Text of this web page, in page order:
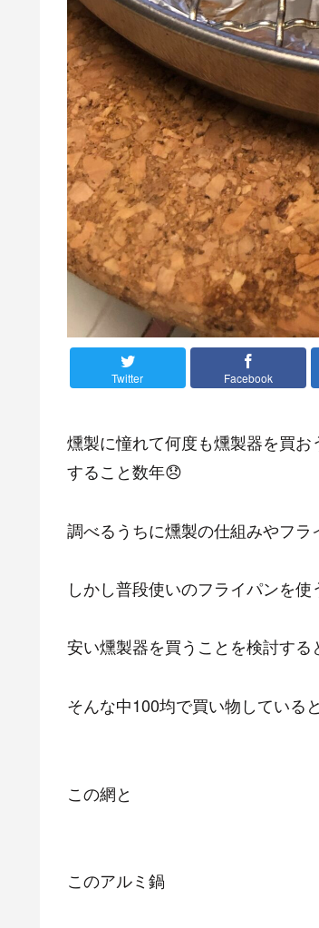
Twitter Facebook
燻製に憧れて何度も燻製器を買
すること数年😞
調べるうちに燻製の仕組みやフ
しかし普段使いのフライパンを
安い燻製器を買うことを検討する
そんな中100均で買い物している
この網と
このアルミ鍋